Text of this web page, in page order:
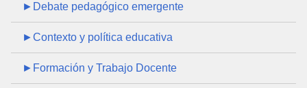
►Debate pedagógico emergente
►Contexto y política educativa
►Formación y Trabajo Docente